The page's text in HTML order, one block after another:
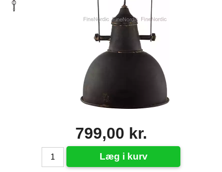
799,00 kr.
Læg i kurv